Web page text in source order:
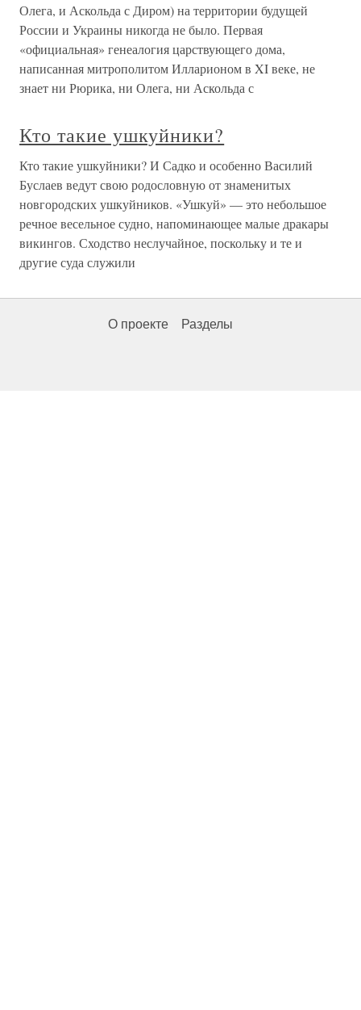
Олега, и Аскольда с Диром) на территории будущей
России и Украины никогда не было. Первая
«официальная» генеалогия царствующего дома,
написанная митрополитом Илларионом в XI веке, не
знает ни Рюрика, ни Олега, ни Аскольда с
Кто такие ушкуйники?
Кто такие ушкуйники? И Садко и особенно Василий
Буслаев ведут свою родословную от знаменитых
новгородских ушкуйников. «Ушкуй» — это небольшое
речное весельное судно, напоминающее малые дракары
викингов. Сходство неслучайное, поскольку и те и
другие суда служили
О проекте Разделы